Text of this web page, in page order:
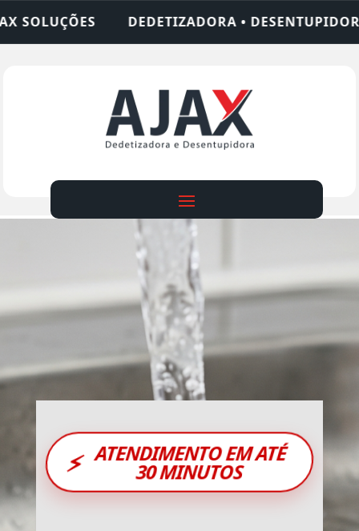
• DESENTUPIDORA • LIMPEZA DE FOSSA •
⚡ ATENDIMENTO EM ATÉ
30 MINUTOS